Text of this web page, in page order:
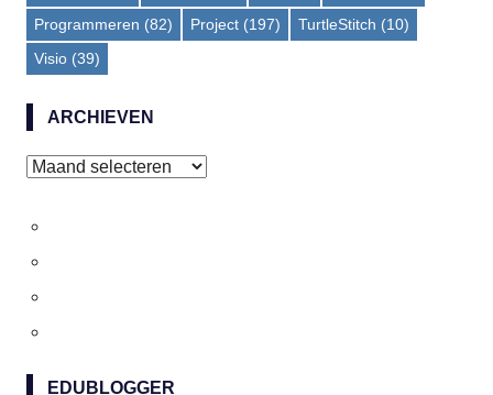
Programmeren (82) Project (197) TurtleStitch (10)
Visio (39)
ARCHIEVEN
Archieven
EDUBLOGGER